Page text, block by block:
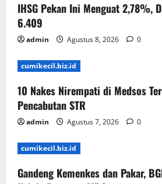
IHSG Pekan Ini Menguat 2,78%,
6.409
admin Agustus 8, 2026 0
cumikecil.biz.id
10 Nakes Nirempati di Medsos
Pencabutan STR
admin Agustus 7, 2026 0
cumikecil.biz.id
Gandeng Kemenkes dan Pakar,